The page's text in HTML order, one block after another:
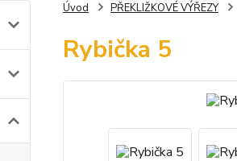
Úvod PŘEKLIŽKOVÉ VÝŘEZY
Rybička 5